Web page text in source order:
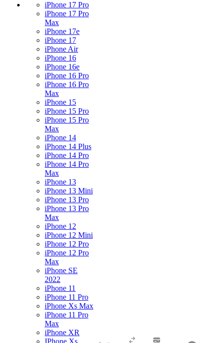
iPhone 17 Pro
iPhone 17 Pro
Max
iPhone 17e
iPhone 17
iPhone Air
iPhone 16
iPhone 16e
iPhone 16 Pro
iPhone 16 Pro
Max
iPhone 15
iPhone 15 Pro
iPhone 15 Pro
Max
iPhone 14
iPhone 14 Plus
iPhone 14 Pro
iPhone 14 Pro
Max
iPhone 13
iPhone 13 Mini
iPhone 13 Pro
iPhone 13 Pro
Max
iPhone 12
iPhone 12 Mini
iPhone 12 Pro
iPhone 12 Pro
Max
iPhone SE
2022
iPhone 11
iPhone 11 Pro
iPhone Xs Max
iPhone 11 Pro
Max
iPhone XR
IPhone Xs